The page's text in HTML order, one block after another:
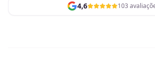
4,6 103